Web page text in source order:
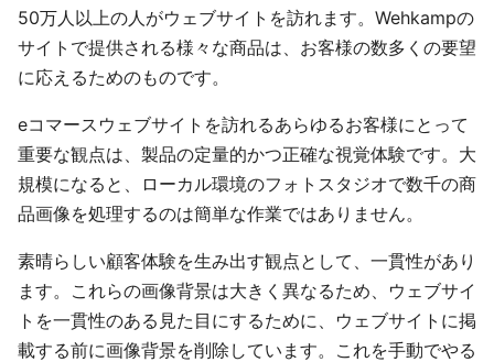
50万人以上の人がウェブサイトを訪れます。Wehkampの
サイトで提供される様々な商品は、お客様の数多くの要望
に応えるためのものです。
eコマースウェブサイトを訪れるあらゆるお客様にとって
重要な観点は、製品の定量的かつ正確な視覚体験です。大
規模になると、ローカル環境のフォトスタジオで数千の商
品画像を処理するのは簡単な作業ではありません。
素晴らしい顧客体験を生み出す観点として、一貫性があり
ます。これらの画像背景は大きく異なるため、ウェブサイ
トを一貫性のある見た目にするために、ウェブサイトに掲
載する前に画像背景を削除しています。これを手動でやる